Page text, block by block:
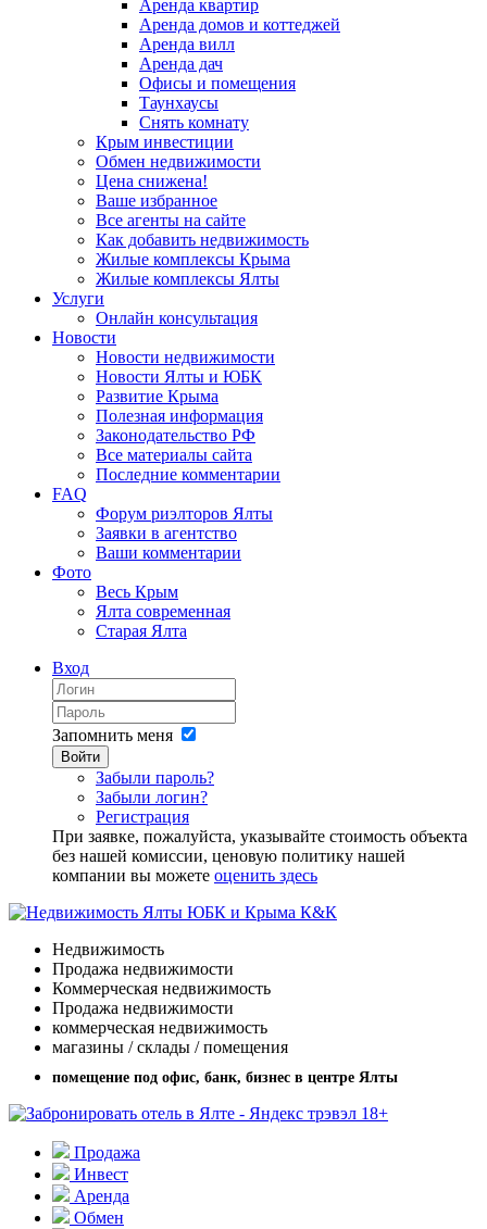
Аренда квартир
Аренда домов и коттеджей
Аренда вилл
Аренда дач
Офисы и помещения
Таунхаусы
Снять комнату
Крым инвестиции
Обмен недвижимости
Цена снижена!
Ваше избранное
Все агенты на сайте
Как добавить недвижимость
Жилые комплексы Крыма
Жилые комплексы Ялты
Услуги
Онлайн консультация
Новости
Новости недвижимости
Новости Ялты и ЮБК
Развитие Крыма
Полезная информация
Законодательство РФ
Все материалы сайта
Последние комментарии
FAQ
Форум риэлторов Ялты
Заявки в агентство
Ваши комментарии
Фото
Весь Крым
Ялта современная
Старая Ялта
Вход
Запомнить меня
Войти
Забыли пароль?
Забыли логин?
Регистрация
При заявке, пожалуйста, указывайте стоимость объекта
без нашей комиссии, ценовую политику нашей
компании вы можете оценить здесь
Недвижимость
Продажа недвижимости
Коммерческая недвижимость
Продажа недвижимости
коммерческая недвижимость
магазины / склады / помещения
помещение под офис, банк, бизнес в центре Ялты
Продажа
Инвест
Аренда
Обмен